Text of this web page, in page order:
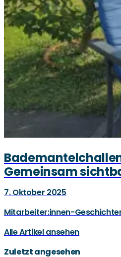
Gemeinsam
7. Oktober 2025
Mitarbeiter:innen-
Alle Artikel ansehen
Zuletzt angesehen